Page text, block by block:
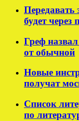
Передавать
будет через
Греф
от обычной
Новые
получат
Список
по